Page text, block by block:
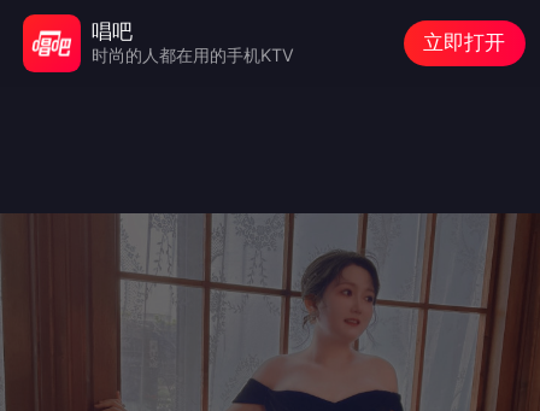
唱吧
时尚的人都在用的手机KTV
立即打开